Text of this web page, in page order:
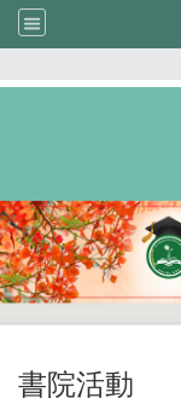
書院活動